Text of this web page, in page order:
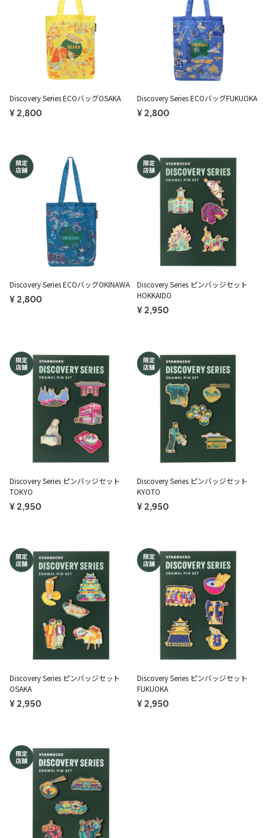
Discovery Series ECOバッグOSAKA
¥ 2,800
Discovery Series ECOバッグFUKUOKA
¥ 2,800
Discovery Series ECOバッグOKINAWA
¥ 2,800
Discovery Series ピンバッジセット
HOKKAIDO
¥ 2,950
Discovery Series ピンバッジセット
TOKYO
¥ 2,950
Discovery Series ピンバッジセット
KYOTO
¥ 2,950
Discovery Series ピンバッジセット
OSAKA
¥ 2,950
Discovery Series ピンバッジセット
FUKUOKA
¥ 2,950